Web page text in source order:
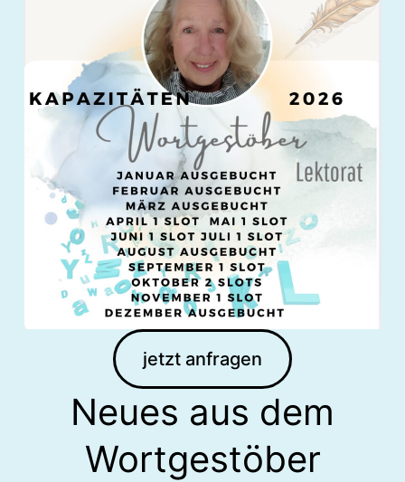
jetzt anfragen
Neues aus dem
Wortgestöber